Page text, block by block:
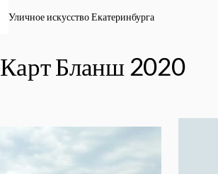
Уличное искусство Екатеринбурга
Карт Бланш 2020